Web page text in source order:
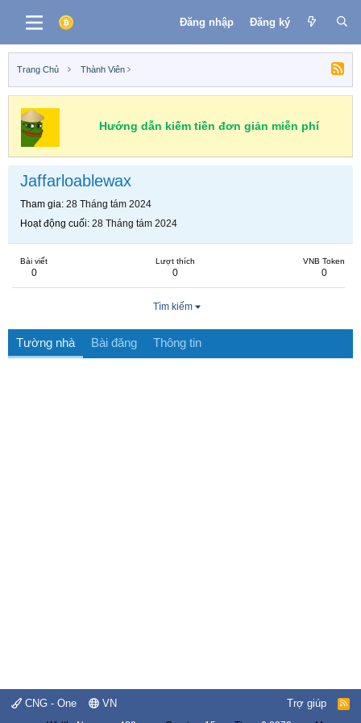
Đăng nhập Đăng ký
Trang Chủ Thành Viên
Hướng dẫn kiếm tiền đơn giản miễn phí
Jaffarloablewax
Tham gia 28 Tháng tám 2024
Hoạt động cuối 28 Tháng tám 2024
Bài viết
0
Lượt thích
0
VNB Token
0
Tìm kiếm
Tường nhà Bài đăng Thông tin
CNG - One VN Trợ giúp
R